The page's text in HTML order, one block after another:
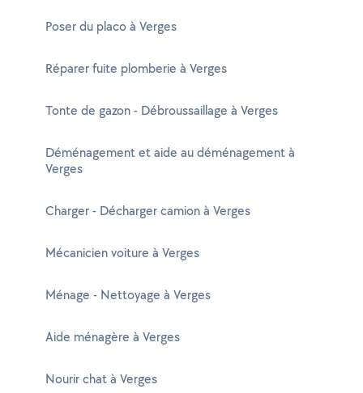
Poser du placo à Verges
Réparer fuite plomberie à Verges
Tonte de gazon - Débroussaillage à Verges
Déménagement et aide au déménagement à
Verges
Charger - Décharger camion à Verges
Mécanicien voiture à Verges
Ménage - Nettoyage à Verges
Aide ménagère à Verges
Nourir chat à Verges